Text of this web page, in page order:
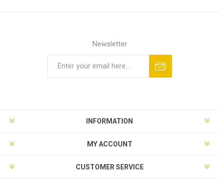
Newsletter
INFORMATION
MY ACCOUNT
CUSTOMER SERVICE